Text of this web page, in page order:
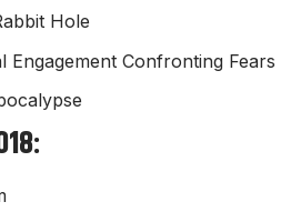
Hole
Engagement Confronting Fears